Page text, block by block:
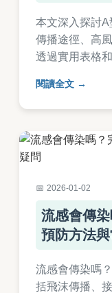
本文深入探討
傳播途徑、高
透過實用表格
風險。
閱讀全文
2026-01-02
流感會傳染
預防方法
流感會傳染嗎
括飛沫傳播、